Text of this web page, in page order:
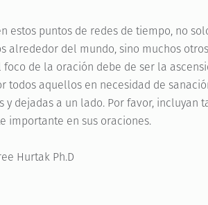
estos puntos de redes de tiempo, no
alrededor del mundo, sino muchos
de la oración debe de ser la
todos aquellos en necesidad de
dejadas a un lado. Por favor, incluyan
importante en sus oraciones.
Hurtak Ph.D